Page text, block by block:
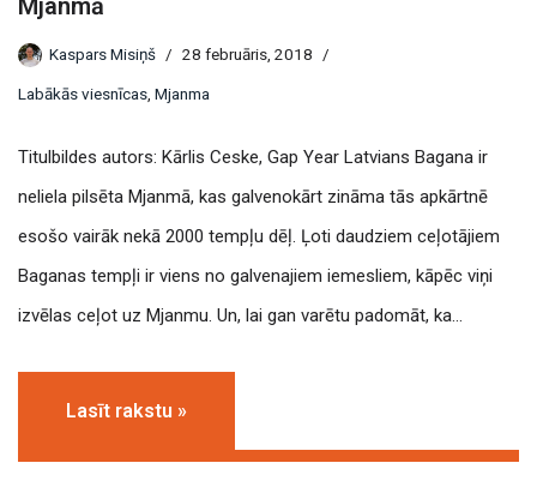
Mjanmā
Kaspars Misiņš 28 februāris, 2018
Labākās viesnīcas Mjanma
Titulbildes autors: Kārlis Ceske, Gap Year Latvians Bagana ir
neliela pilsēta Mjanmā, kas galvenokārt zināma tās apkārtnē
esošo vairāk nekā 2000 tempļu dēļ. Ļoti daudziem ceļotājiem
Baganas tempļi ir viens no galvenajiem iemesliem, kāpēc viņi
izvēlas ceļot uz Mjanmu. Un, lai gan varētu padomāt, ka…
Lasīt rakstu »